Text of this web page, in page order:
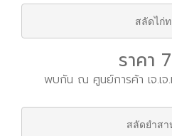
สลัดไก่
ราคา
พบกัน ณ ศูนย์การค้า เจ.เ
สลัดยำสา